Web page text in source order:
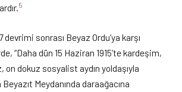
5
devrimi sonrası Beyaz Ordu’ya karşı
“Daha dün 15 Haziran 1915’te kardeşim,
on dokuz sosyalist aydın yoldaşıyla
Meydanında daraağacına